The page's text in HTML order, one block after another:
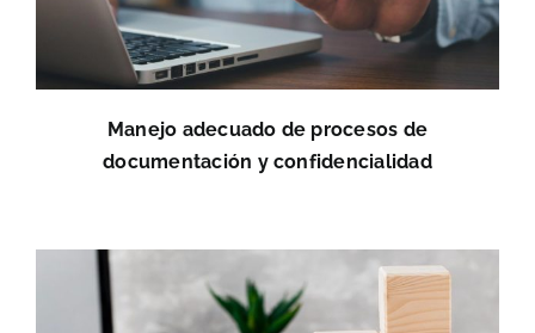
Manejo adecuado de procesos de
documentación y confidencialidad